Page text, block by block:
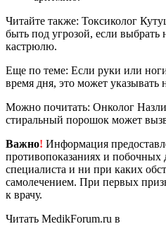
Читайте также: Токсиколог
быть под угрозой, если
кастрюлю.
Еще по теме: Если руки или
время дня, это может
Можно почитать: Онколог
стиральный порошок может
Важно! Информация
противопоказаниях и побочных
специалиста и ни при каких
самолечением. При первых
к врачу.
Читать MedikForum.ru в